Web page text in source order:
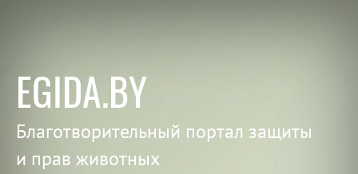
EGIDA.BY
Благотворительный портал защиты
и прав животных